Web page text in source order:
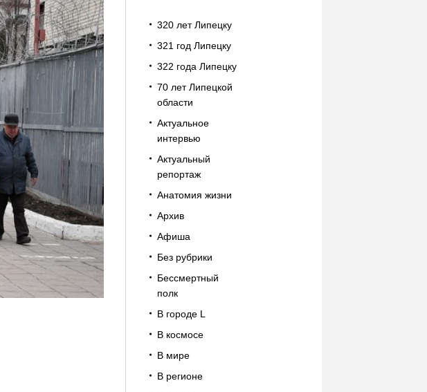
320 лет Липецку
321 год Липецку
322 года Липецку
70 лет Липецкой
области
Актуальное
интервью
Актуальный
репортаж
Анатомия жизни
Архив
Афиша
Без рубрики
Бессмертный
полк
В городе L
В космосе
В мире
В регионе